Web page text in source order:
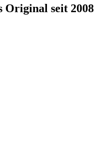
Original seit 2008